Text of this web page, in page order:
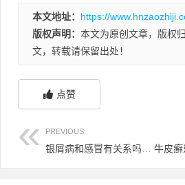
本文地址： https://
版权声明： 本文为原创文章，版权归
文，转载请保留出处！
点赞
PREVIOUS: